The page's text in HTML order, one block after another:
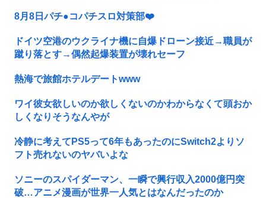
8月8日パチ●コパチスロ対策部❤️
ドイツ空港のウクライナ機に自爆ドローン接近→職員が
蹴り落とす→偶然起爆装置が壊れセーフ
熱海で旅館ホテルデートwww
ワイ彼女欲しいのか欲しくないのかわからなくて頭おか
しくなりそうなんやが
冷静に考えてPS5って6年もあったのにSwitch2よりソ
フト売れないのヤバいよな
ソニーのスパイダーマン、一瞬で興行収入2000億円突
破…アニメ漫画が世界一人気とはなんだったのか